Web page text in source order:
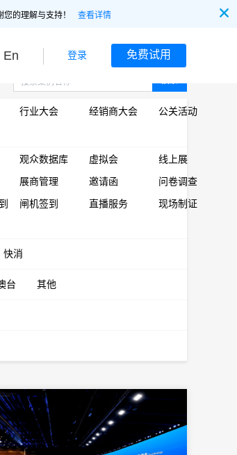
的理解与支持！ 查看详情
En 登录 免费试用
行业大会 经销商大会
公关活动
观众数据库 虚拟会
线上展
展商管理 邀请函
问卷调查
闸机签到 直播服务
现场制证
快消
台 其他